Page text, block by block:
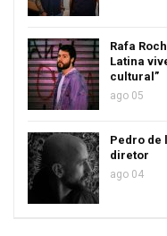
Rafa
Latina
cultural”
ago 05
Pedro de
diretor
ago 04